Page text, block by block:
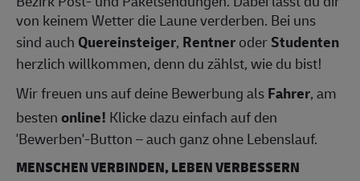
von keinem Wetter die Laune verderben. Bei uns
sind auch Quereinsteiger, RentneroderStudenten
herzlich willkommen, denn du zählst, wie du bist!
Wir freuen uns auf deine Bewerbung alsFahrer, am
bestenonline! Klicke dazu einfach auf den
'Bewerben'-Button – auch ganz ohne Lebenslauf.
MENSCHEN VERBINDEN, LEBEN VERBESSERN